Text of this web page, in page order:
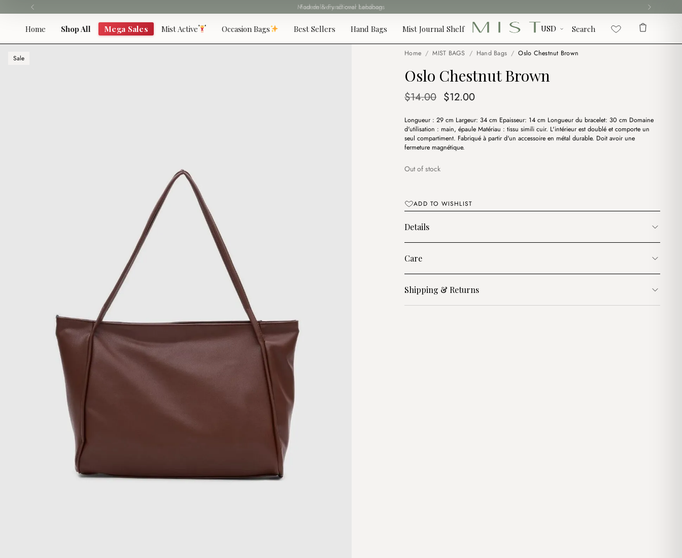
to
Fast delivery all over Lebanon
Home Shop All Mega Sales Mist Active Occasion Bags Best Sellers Hand Bags Mist Journal Shelf Search
Sale
Home / MIST BAGS / Hand Bags / Oslo Chestnut Brown
Oslo Chestnut Brown
$14.00 Original
was:
$14.00.
$12.00Current
is:
$12.00.
Longueur : 29 cm Largeur: 34 cm Epaisseur: 14 cm Longueur du bracelet: 30 cm Domaine
d'utilisation : main, épaule Matériau : tissu simili cuir. L'intérieur est doublé et comporte un
seul compartiment. Fabriqué à partir d'un accessoire en métal durable. Doit avoir une
fermeture magnétique.
Out of stock
ADD TO WISHLIST
Details
Care
Shipping & Returns